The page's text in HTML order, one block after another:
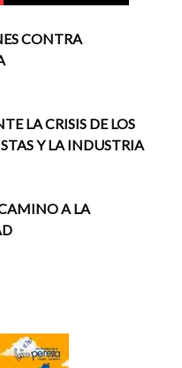
CONTRA
LA CRISIS DE LOS
Y LA INDUSTRIA
A LA